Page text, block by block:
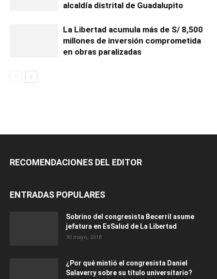
alcaldía distrital de Guadalupito
La Libertad acumula más de S/ 8,500
millones de inversión comprometida
en obras paralizadas
RECOMENDACIONES DEL EDITOR
ENTRADAS POPULARES
Sobrino del congresista Becerril asume
jefatura en EsSalud de La Libertad
30 mayo, 2018
¿Por qué mintió el congresista Daniel
Salaverry sobre su título universitario?